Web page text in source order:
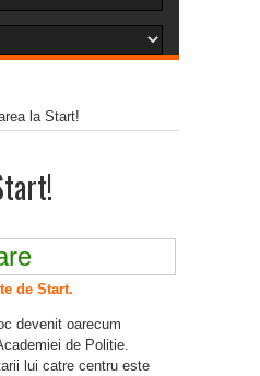
la Start!
de Start.
devenit oarecum
de Politie.
lui catre centru este